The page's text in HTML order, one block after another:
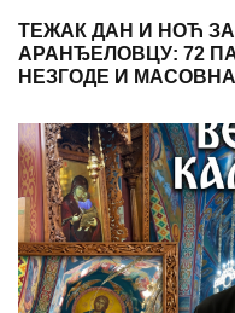
ТЕЖАК ДАН И НОЋ
АРАНЂЕЛОВЦУ: 72
НЕЗГОДЕ И